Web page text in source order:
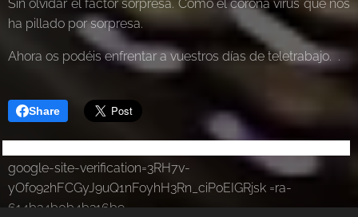
Sin olvidar el factor sorpresa. Como el corona virus que nos
ha pillado por sorpresa.
Ahora os podéis enfrentar a vuestros días de teletrabajo. .
Share
google-site-verification=3RH7v-
yOfo92hFCGyJ9uQ1nFoyhH3Rn_ciPoEIGRjsk =ra-
614b34b0b4b316b9